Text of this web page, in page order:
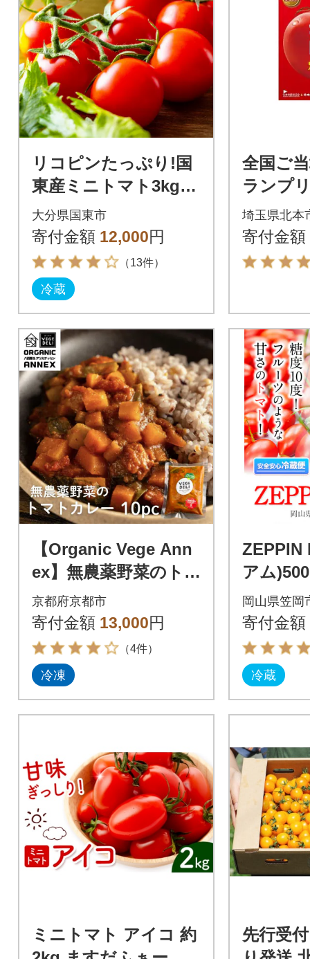
リコピンたっぷり!国
東産ミニトマト3kg_0
260N
大分県国東市
寄付金額 12,000円
（13件）
冷蔵
全国ご
ランプ
トマト
×5個
埼玉県北本
寄付金額
【Organic Vege Ann
ex】無農薬野菜のト
マトカレー冷凍10パ
ックセット
京都府京都市
寄付金額 13,000円
（4件）
冷凍
ZEPPIN
アム
岡山県笠岡
寄付金額
冷蔵
ミニトマト アイコ 約
先行受